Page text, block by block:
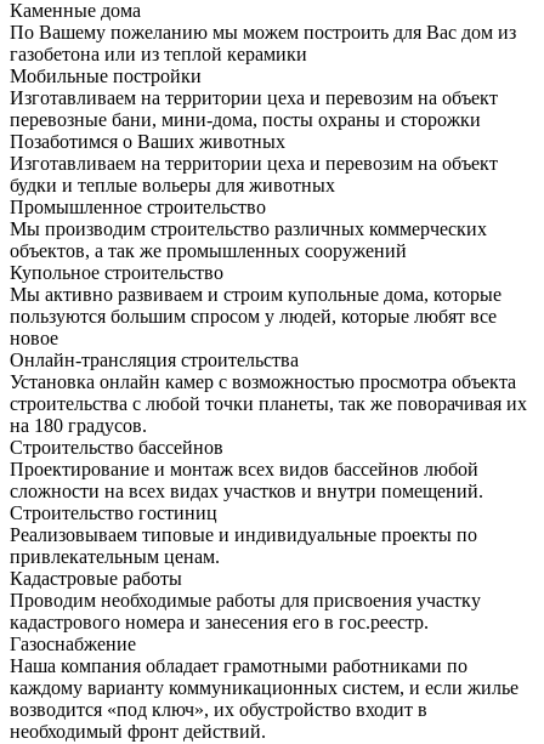
Каменные дома
По Вашему пожеланию мы можем построить для Вас дом из
газобетона или из теплой керамики
Мобильные постройки
Изготавливаем на территории цеха и перевозим на объект
перевозные бани, мини-дома, посты охраны и сторожки
Позаботимся о Ваших животных
Изготавливаем на территории цеха и перевозим на объект
будки и теплые вольеры для животных
Промышленное строительство
Мы производим строительство различных коммерческих
объектов, а так же промышленных сооружений
Купольное строительство
Мы активно развиваем и строим купольные дома, которые
пользуются большим спросом у людей, которые любят все
новое
Онлайн-трансляция строительства
Установка онлайн камер с возможностью просмотра объекта
строительства с любой точки планеты, так же поворачивая их
на 180 градусов.
Строительство бассейнов
Проектирование и монтаж всех видов бассейнов любой
сложности на всех видах участков и внутри помещений.
Строительство гостиниц
Реализовываем типовые и индивидуальные проекты по
привлекательным ценам.
Кадастровые работы
Проводим необходимые работы для присвоения участку
кадастрового номера и занесения его в гос.реестр.
Газоснабжение
Наша компания обладает грамотными работниками по
каждому варианту коммуникационных систем, и если жилье
возводится «под ключ», их обустройство входит в
необходимый фронт действий.